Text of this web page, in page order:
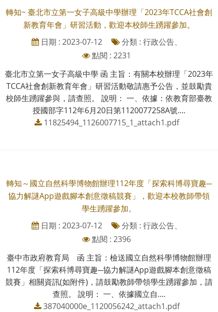
轉知~ 臺北市立第一女子高級中學辦理「2023年TCCA社會創
新教育年會」研習活動，歡迎本校師生踴躍參加。
日期 : 2023-07-12
分類 : 行政公告、
點閱 : 2231
臺北市立第一女子高級中學 函 主旨：有關本校辦理「2023年
TCCA社會創新教育年會」研習活動敬請惠予公告，並鼓勵貴
校師生踴躍參與，請查照。 說明： 一、依據：依教育部臺教
授國部字112年6月20日第1120077258A號....
11825494_1126007715_1_attach1.pdf
轉知～國立自然科學博物館辦理112年度「探索科博尋寶趣─
協力解謎App遊戲腳本創意徵稿競賽」，歡迎本校教師帶領
學生踴躍參加。
日期 : 2023-07-12
分類 : 行政公告、
點閱 : 2396
臺中市政府教育局 函 主旨：檢送國立自然科學博物館辦理
112年度「探索科博尋寶趣─協力解謎App遊戲腳本創意徵稿
競賽」相關資訊(如附件)，請鼓勵教師帶領學生踴躍參加，請
查照。 說明： 一、依據國立自....
387040000e_1120056242_attach1.pdf